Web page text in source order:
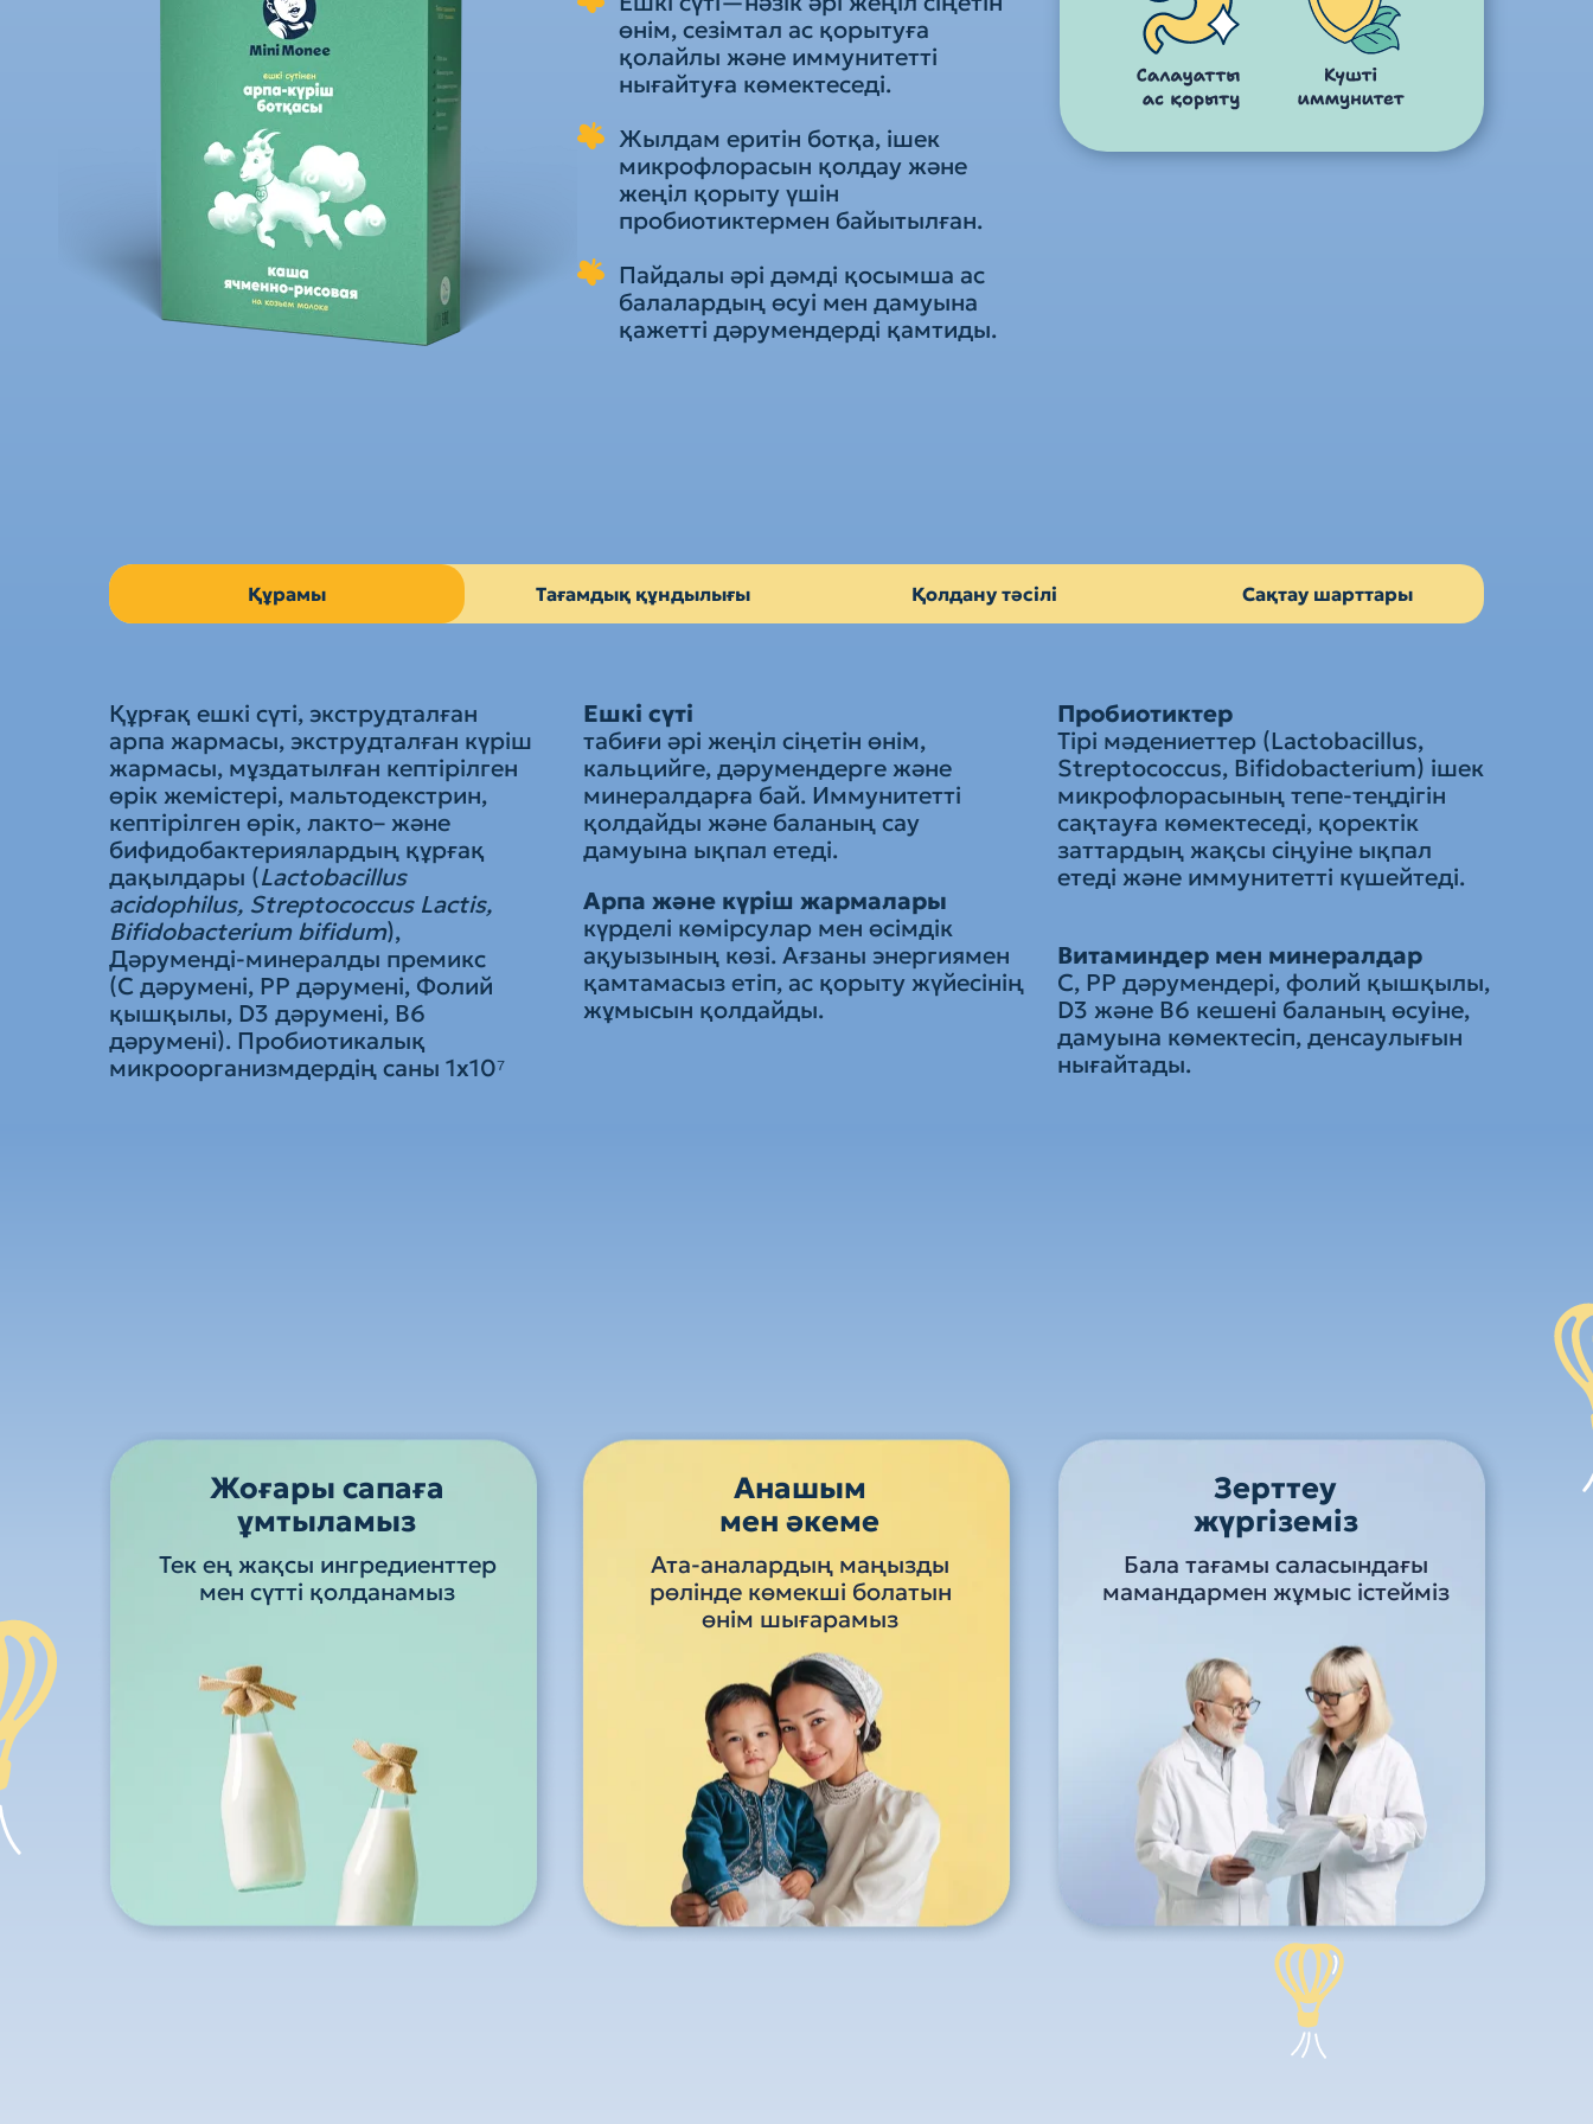
өнім, сезімтал ас қорытуға
қолайлы және иммунитетті
нығайтуға көмектеседі.
Құрамы
Жылдам еритін ботқа, ішек
микрофлорасын қолдау және
жеңіл қорыту үшін
пробиотиктермен байытылған.
Тағамдық құндылығы Қолдану тәсілі Сақтау шарттары
Пайдалы әрі дәмді қосымша ас
балалардың өсуі мен дамуына
қажетті дәрумендерді қамтиды.
Құрғақ ешкі сүті, экструдталған
арпа жармасы, экструдталған күріш
жармасы, мұздатылған кептірілген
өрік жемістері, мальтодекстрин,
кептірілген өрік, лакто– және
бифидобактериялардың құрғақ
дақылдары (Lactobacillus
acidophilus, Streptococcus Lactis,
Bifidobacterium bifidum),
Дәруменді-минералды премикс
(С дәрумені, РР дәрумені, Фолий
қышқылы, D3 дәрумені, B6
дәрумені). Пробиотикалық
микроорганизмдердің саны 1x10⁷
Ешкі сүті
табиғи әрі жеңіл сіңетін өнім,
кальцийге, дәрумендерге және
минералдарға бай. Иммунитетті
қолдайды және баланың сау
дамуына ықпал етеді.
Витаминдер мен минералдар
С, РР дәрумендері, фолий қышқылы,
D3 және B6 кешені баланың өсуіне,
дамуына көмектесіп, денсаулығын
нығайтады.
Арпа және күріш жармалары
күрделі көмірсулар мен өсімдік
ақуызының көзі. Ағзаны энергиямен
қамтамасыз етіп, ас қорыту жүйесінің
жұмысын қолдайды.
Пробиотиктер
Тірі мәдениеттер (Lactobacillus,
Streptococcus, Bifidobacterium) ішек
микрофлорасының тепе-теңдігін
сақтауға көмектеседі, қоректік
заттардың жақсы сіңуіне ықпал
етеді және иммунитетті күшейтеді.
Анашым
мен әкеме
Ата-аналардың маңызды
рөлінде көмекші болатын
өнім шығарамыз
Жоғары сапаға
ұмтыламыз
Тек ең жақсы ингредиенттер
мен сүтті қолданамыз
Зерттеу
жүргіземіз
Бала тағамы саласындағы
мамандармен жұмыс істейміз